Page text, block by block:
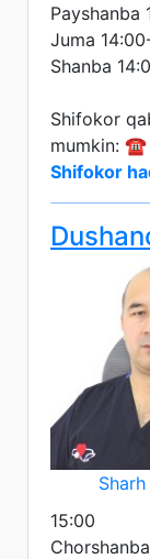
Payshanba
Juma
Shanba
Shifokor
mumkin: ☎️
Shifokor
15:00